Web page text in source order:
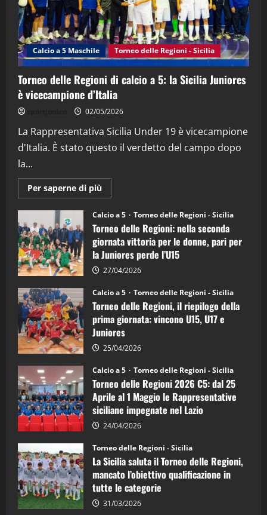
4
"SportEmpire" in Podcast Sport News
“SportEmpire” in Podcast: 27^ Puntata
(Martedi 14 Aprile 2026)
15/04/2026
"SportEmpire" in Podcast
“SportEmpire” in Podcast: 26^ Puntata
08/04/2026
Calcio a 5 Maschile Torneo delle Regioni - Sicilia
Torneo delle Regioni di calcio a 5: la Sicilia Juniores
è vicecampione d’Italia
02/05/2026
La Rappresentativa Sicilia Under 19 è vicecampione
d'Italia. È stato questo il verdetto del campo dopo
la...
Per saperne di più
informazioni
Torneo
delle
Regioni
di
calcio
a
5:
la
Juniores
è
vicecampione
d’Italia
Calcio a 5 Torneo delle Regioni - Sicilia
Torneo delle Regioni: nella seconda
giornata vittoria per le donne, pari per
la Juniores perde l’U15
27/04/2026
Calcio a 5 Torneo delle Regioni - Sicilia
Torneo delle Regioni, il riepilogo della
prima giornata: vincono U15, U17 e
Juniores
25/04/2026
Calcio a 5 Torneo delle Regioni - Sicilia
Torneo delle Regioni 2026 C5: dal 25
Aprile al 1 Maggio le Rappresentative
siciliane impegnate nel Lazio
24/04/2026
Torneo delle Regioni - Sicilia
La Sicilia saluta il Torneo delle Regioni,
mancato l’obiettivo qualificazione in
tutte le categorie
31/03/2026